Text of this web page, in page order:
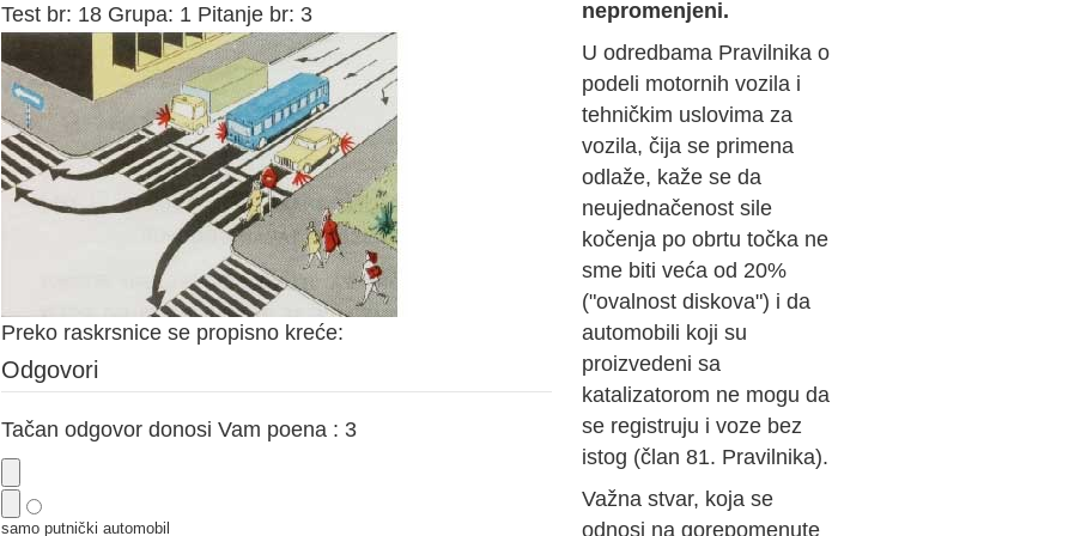
Test br: 18 Grupa: 1 Pitanje br: 3
Preko raskrsnice se propisno kreće:
Odgovori
Tačan odgovor donosi Vam poena : 3
samo putnički automobil
nepromenjeni.
U odredbama Pravilnika o
podeli motornih vozila i
tehničkim uslovima za
vozila, čija se primena
odlaže, kaže se da
neujednačenost sile
kočenja po obrtu točka ne
sme biti veća od 20%
("ovalnost diskova") i da
automobili koji su
proizvedeni sa
katalizatorom ne mogu da
se registruju i voze bez
istog (član 81. Pravilnika).
Važna stvar, koja se
odnosi na gorepomenute